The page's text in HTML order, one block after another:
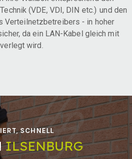
(VDE, VDI, DIN etc.) und den
Verteilnetzbetreibers - in hoher
da ein LAN-Kabel gleich mit
verlegt wird.
SCHNELL
ILSENBURG